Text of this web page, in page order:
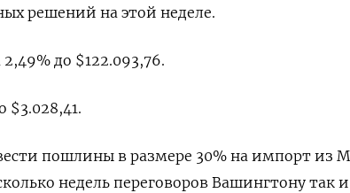
решений на этой неделе.
до $122.093,76.
$3.028,41.
пошлины в размере 30% на импорт из
недель переговоров Вашингтону так